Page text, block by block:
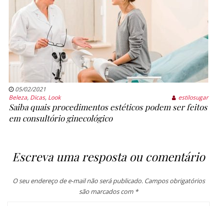
05/02/2021
Beleza, Dicas, Look estilosugar
Saiba quais procedimentos estéticos podem ser feitos
em consultório ginecológico
Escreva uma resposta ou comentário
O seu endereço de e-mail não será publicado. Campos obrigatórios
são marcados com *